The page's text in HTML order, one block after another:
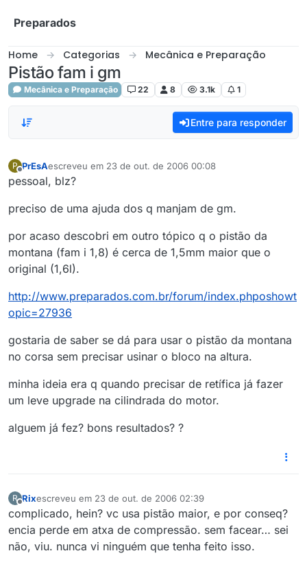
Preparados
Home Categorias Mecânica e Preparação
Pistão fam i gm
Mecânica e Preparação 22 8 3.1k 1
Entre para responder
P
Offline
PrEsAescreveu em 23 de out. de 2006 00:08
última edição por
pessoal, blz?
preciso de uma ajuda dos q manjam de gm.
por acaso descobri em outro tópico q o pistão da
montana (fam i 1,8) é cerca de 1,5mm maior que o
original (1,6l).
http://www.preparados.com.br/forum/index.phposhowt
opic=27936
gostaria de saber se dá para usar o pistão da montana
no corsa sem precisar usinar o bloco na altura.
minha ideia era q quando precisar de retífica já fazer
um leve upgrade na cilindrada do motor.
alguem já fez? bons resultados? ?
R
Offline
Rixescreveu em 23 de out. de 2006 02:39
última edição por
complicado, hein? vc usa pistão maior, e por conseq?
encia perde em atxa de compressão. sem facear… sei
não, viu. nunca vi ninguém que tenha feito isso.